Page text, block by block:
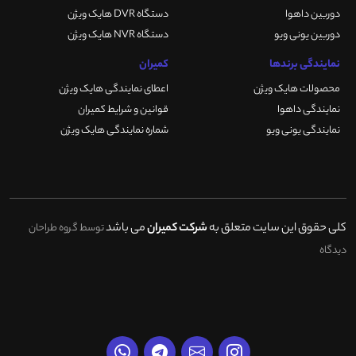
دوربین داهوا
دوربین یونی ویو
دستگاه DVR هایک ویژن
دستگاه NVR هایک ویژن
نمایندگی برندها
محصولات هایک ویژن
نمایندگی داهوا
نمایندگی یونی ویو
کمیران
اعطای نمایندگی هایک ویژن
قوانین و شرایط کمیران
شماره نمایندگی هایک ویژن
کلی حقوق این سایت متعلق بهشرکت کمیرانمی باشدتوسط گروه طراحان
دیدگاه